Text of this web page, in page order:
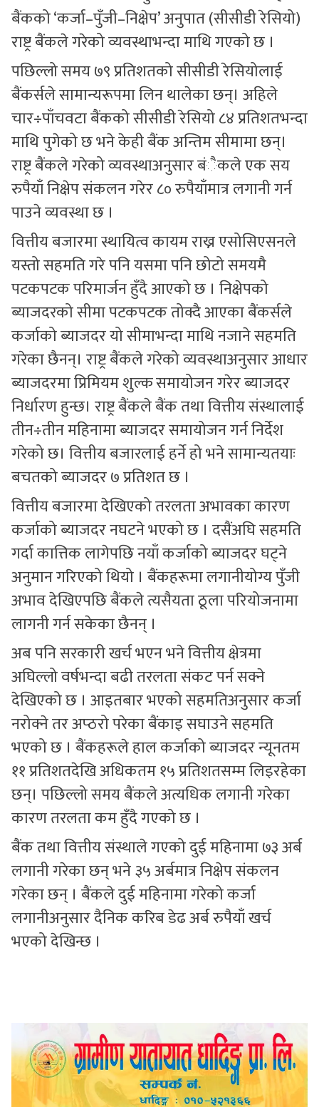
बैंकको ‘कर्जा–पुँजी–निक्षेप’ अनुपात (सीसीडी रेसियो)
राष्ट्र बैंकले गरेको व्यवस्थाभन्दा माथि गएको छ ।
पछिल्लो समय ७९ प्रतिशतको सीसीडी रेसियोलाई
बैंकर्सले सामान्यरूपमा लिन थालेका छन्। अहिले
चार÷पाँचवटा बैंकको सीसीडी रेसियो ८४ प्रतिशतभन्दा
माथि पुगेको छ भने केही बैंक अन्तिम सीमामा छन्।
राष्ट्र बैंकले गरेको व्यवस्थाअनुसार बंैकले एक सय
रुपैयाँ निक्षेप संकलन गरेर ८० रुपैयाँमात्र लगानी गर्न
पाउने व्यवस्था छ ।
वित्तीय बजारमा स्थायित्व कायम राख्न एसोसिएसनले
यस्तो सहमति गरे पनि यसमा पनि छोटो समयमै
पटकपटक परिमार्जन हुँदै आएको छ । निक्षेपको
ब्याजदरको सीमा पटकपटक तोक्दै आएका बैंकर्सले
कर्जाको ब्याजदर यो सीमाभन्दा माथि नजाने सहमति
गरेका छैनन्। राष्ट्र बैंकले गरेको व्यवस्थाअनुसार आधार
ब्याजदरमा प्रिमियम शुल्क समायोजन गरेर ब्याजदर
निर्धारण हुन्छ। राष्ट्र बैंकले बैंक तथा वित्तीय संस्थालाई
तीन÷तीन महिनामा ब्याजदर समायोजन गर्न निर्देश
गरेको छ। वित्तीय बजारलाई हर्ने हो भने सामान्यतयाः
बचतको ब्याजदर ७ प्रतिशत छ ।
वित्तीय बजारमा देखिएको तरलता अभावका कारण
कर्जाको ब्याजदर नघटने भएको छ । दसैंअघि सहमति
गर्दा कात्तिक लागेपछि नयाँ कर्जाको ब्याजदर घट्ने
अनुमान गरिएको थियो । बैंकहरूमा लगानीयोग्य पुँजी
अभाव देखिएपछि बैंकले त्यसैयता ठूला परियोजनामा
लागनी गर्न सकेका छैनन् ।
अब पनि सरकारी खर्च भएन भने वित्तीय क्षेत्रमा
अघिल्लो वर्षभन्दा बढी तरलता संकट पर्न सक्ने
देखिएको छ । आइतबार भएको सहमतिअनुसार कर्जा
नरोक्ने तर अप्ठरो परेका बैंकाइ सघाउने सहमति
भएको छ । बैंकहरूले हाल कर्जाको ब्याजदर न्यूनतम
११ प्रतिशतदेखि अधिकतम १५ प्रतिशतसम्म लिइरहेका
छन्। पछिल्लो समय बैंकले अत्यधिक लगानी गरेका
कारण तरलता कम हुँदै गएको छ ।
बैंक तथा वित्तीय संस्थाले गएको दुई महिनामा ७३ अर्ब
लगानी गरेका छन् भने ३५ अर्बमात्र निक्षेप संकलन
गरेका छन् । बैंकले दुई महिनामा गरेको कर्जा
लगानीअनुसार दैनिक करिब डेढ अर्ब रुपैयाँ खर्च
भएको देखिन्छ ।